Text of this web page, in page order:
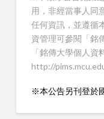
用，非經當事人同
任何資訊，並遵循
資管理可參閱「銘
「銘傳大學個人資
http://
※本公告另刊登於